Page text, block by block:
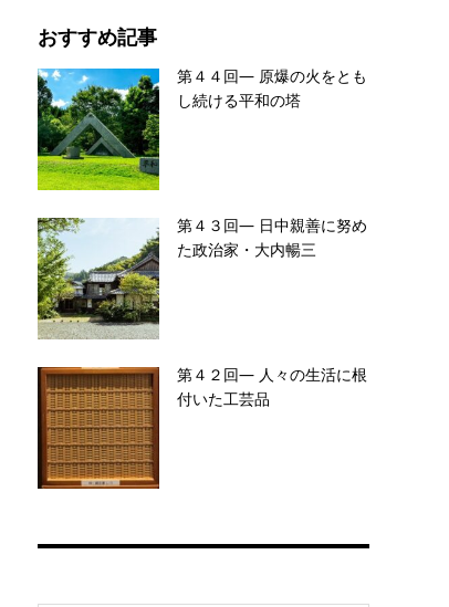
おすすめ記事
第４４回― 原爆の火をとも
し続ける平和の塔
第４３回― 日中親善に努め
た政治家・大内暢三
第４２回― 人々の生活に根
付いた工芸品